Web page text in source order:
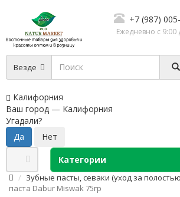
+7 (987)
Ежедневно с 9:00
Везде
Калифорния
Ваш город — Калифорния
Угадали?
Категории
Зубные пасты, севаки (уход за
паста Dabur Miswak 75гр